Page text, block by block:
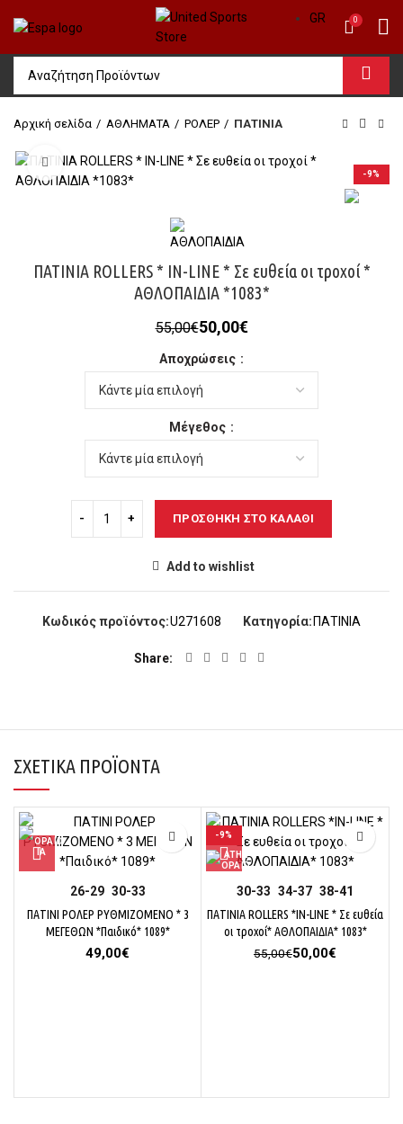
GR 0
Αρχική σελίδα ΑΘΛΗΜΑΤΑ ΡΟΛΕΡ ΠΑΤΙΝΙΑ
-9%
Click to enlarge
ΠΑΤΙΝΙΑ ROLLERS * IN-LINE * Σε ευθεία οι τροχοί *
ΑΘΛΟΠΑΙΔΙΑ *1083*
55,00€Original
was:
55,00€.
50,00€Η
Αποχρώσεις
Μέγεθος
ΠΡΟΣΘΉΚΗ ΣΤΟ ΚΑΛΆΘΙ
Add to wishlist
Κωδικός προϊόντος:U271608 Κατηγορία: ΠΑΤΙΝΙΑ
Share
ΣΧΕΤΙΚΆ ΠΡΟΪΌΝΤΑ
26-29 30-33
ΠΑΤΙΝΙ ΡΟΛΕΡ ΡΥΘΜΙΖΟΜΕΝΟ * 3
ΜΕΓΕΘΩΝ *Παιδικό* 1089*
49,00€
-9%
30-33 34-37 38-41
ΠΑΤΙΝΙΑ ROLLERS *IN-LINE * Σε ευθεία
οι τροχοί* ΑΘΛΟΠΑΙΔΙΑ* 1083*
55,00€Original
50,00€